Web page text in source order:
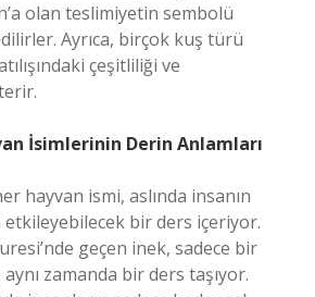
olan teslimiyetin sembolü
Ayrıca, birçok kuş türü
çeşitliliği ve
İsimlerinin Derin Anlamları
hayvan ismi, aslında insanın
etkileyebilecek bir ders içeriyor.
geçen inek, sadece bir
zamanda bir ders taşıyor.